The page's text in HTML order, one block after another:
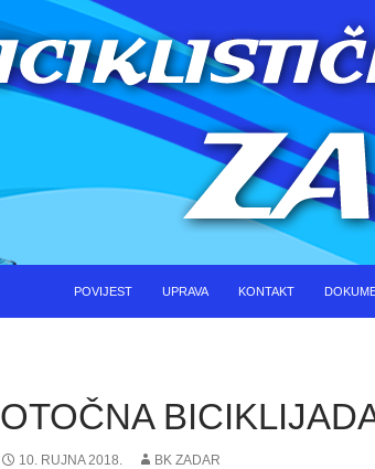
POVIJEST
UPRAVA KONTAKT
OTOČNA
10. RUJNA 2018. BK ZADAR